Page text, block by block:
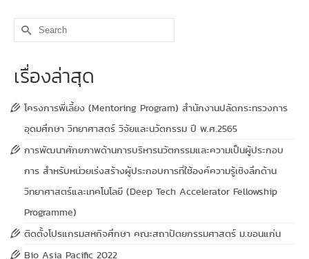
Search
for:
เรื่องล่าสุด
โครงการพี่เลี้ยง (Mentoring Program) สำนักงานปลัดกระทรวงการ
อุดมศึกษา วิทยาศาสตร์ วิจัยและนวัตกรรม ปี พ.ศ.2565
การพัฒนาศักยภาพด้านการบริหารนวัตกรรมและความเป็นผู้ประกอบ
การ สำหรับหน่วยเร่งสร้างผู้ประกอบการที่ใช้องค์ความรู้เชิงลึกด้าน
วิทยาศาสตร์และเทคโนโลยี (Deep Tech Accelerator Fellowship
Programme)
ติดตั้งโปรแกรมสหกิจศึกษา คณะสถาปัตยกรรมศาสตร์ ม.ขอนแก่น
Bio Asia Pacific 2022